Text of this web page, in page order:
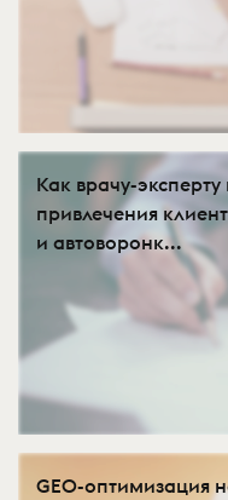
Как врачу-эксперту
привлечения
и автоворонк...
GEO-оптимизация